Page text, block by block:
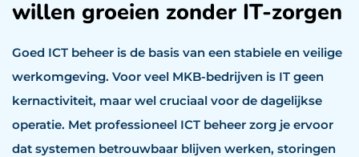
willen groeien zonder IT-zorgen
Goed ICT beheer is de basis van een stabiele en veilige
werkomgeving. Voor veel MKB-bedrijven is IT geen
kernactiviteit, maar wel cruciaal voor de dagelijkse
operatie. Met professioneel ICT beheer zorg je ervoor
dat systemen betrouwbaar blijven werken, storingen